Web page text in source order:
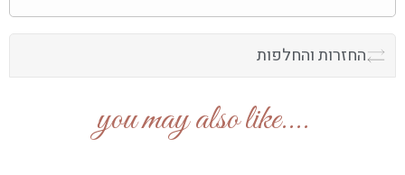
החזרות והחלפות
....you may also like